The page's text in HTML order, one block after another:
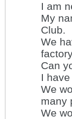
I am
My
Club.
We
Can
I
We
many
We